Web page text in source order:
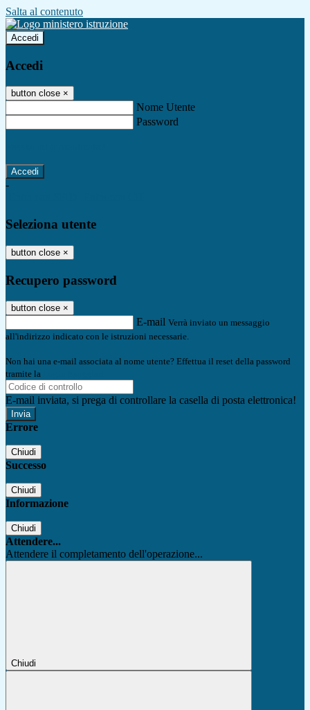
Salta al contenuto
Accedi
Accedi
button close ×
Nome Utente
Password
-
Seleziona utente
button close ×
Recupero password
button close ×
E-mail Verrà inviato un messaggio
all'indirizzo indicato con le istruzioni necessarie.
Non hai una e-mail associata al nome utente? Effettua il reset della password
tramite la
E-mail inviata, si prega di controllare la casella di posta elettronica!
Errore
Chiudi
Successo
Chiudi
Informazione
Chiudi
Attendere...
Attendere il completamento dell'operazione...
Chiudi